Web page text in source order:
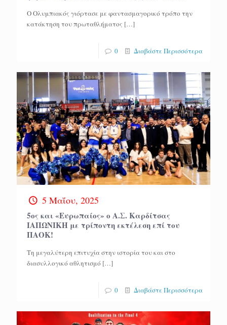
Ο Ολυμπιακός γιόρτασε με φαντασμαγορικό τρόπο την
κατάκτηση του πρωταθλήματος […]
0 Διαβάστε Περισσότερα
5 Μαΐου, 2025
5ος και «Ευρωπαίος» ο Α.Σ. Καρδίτσας
ΙΑΠΩΝΙΚΗ με τρίποντη εκτέλεση επί του
ΠΑΟΚ!
Τη μεγαλύτερη επιτυχία στην ιστορία του και στο
διασυλλογικό αθλητισμό […]
0 Διαβάστε Περισσότερα